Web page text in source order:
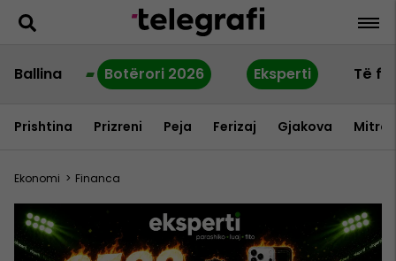
Ballina Botërori 2026 Eksperti Të
Prishtina Prizreni Peja Ferizaj Gjakova
Ekonomi > Financa